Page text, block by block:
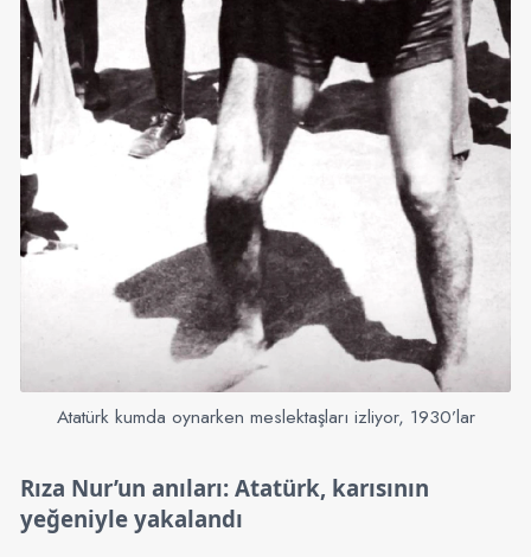
Atatürk kumda oynarken meslektaşları izliyor, 1930’lar
Rıza Nur’un anıları: Atatürk, karısının
yeğeniyle yakalandı